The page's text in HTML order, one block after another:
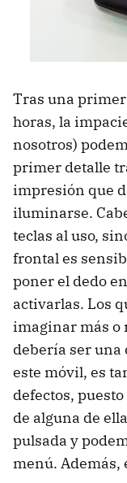
Tras una
horas, la
nosotros)
primer detalle
impresión que
iluminarse.
teclas al uso,
frontal es
poner el dedo
activarlas. Los
imaginar más o
debería ser
este móvil, es
defectos,
de alguna de
pulsada y
menú. Además,